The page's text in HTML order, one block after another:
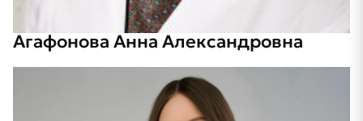
Агафонова Анна Александровна